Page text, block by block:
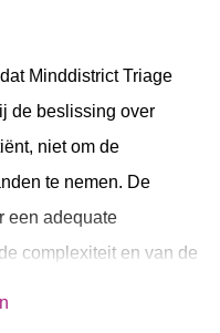
Minddistrict Triage
de beslissing over
niet om de
te nemen. De
een adequate
complexiteit en van de